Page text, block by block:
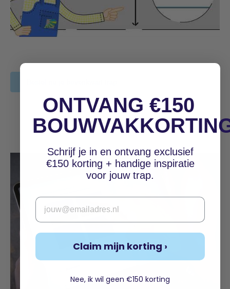
ONTVANG €150
Schrijf je in en ontvang exclusief
€150 korting + handige inspiratie
voor jouw trap.
Email
Claim mijn korting ›
Nee, ik wil geen €150 korting